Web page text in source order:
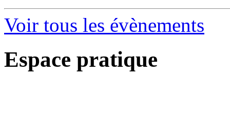
Voir tous les évènements
Espace pratique